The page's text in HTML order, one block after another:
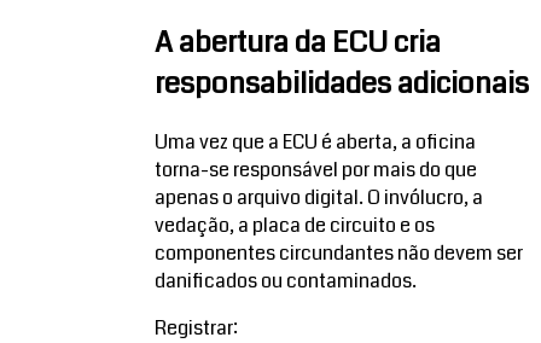
A abertura da ECU cria
responsabilidades adicionais
Uma vez que a ECU é aberta, a oficina
torna-se responsável por mais do que
apenas o arquivo digital. O invólucro, a
vedação, a placa de circuito e os
componentes circundantes não devem ser
danificados ou contaminados.
Registrar: